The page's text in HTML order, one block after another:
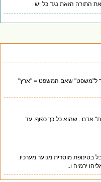
הזאת נגד כל יש
שאם המשפט = "ארץ"
אדם . שהוא כל כך כפוף. עד
מוסרית מנוער מערכיו.
ירמיה ו..